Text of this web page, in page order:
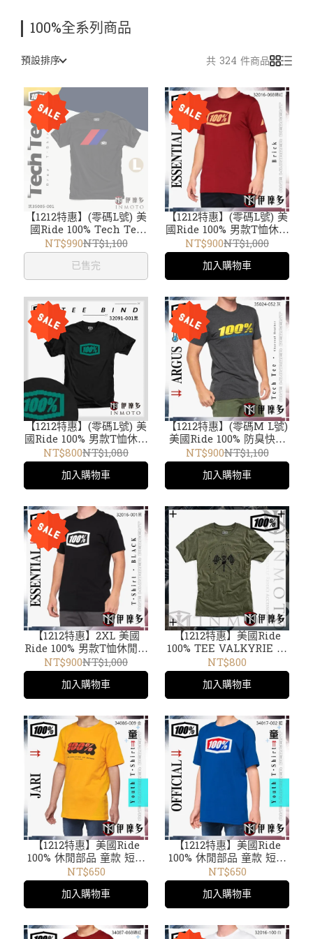
100%全系列商品
預設排序 共 324 件商品
【1212特惠】(零碼L號) 美
國Ride 100% Tech Tee
Bray 涼爽機能短袖 T恤
T-Shirt 35005-001黑
NT$990NT$1,100
已售完
【1212特惠】(零碼L號) 美
國Ride 100% 男款T恤休閒
上衣 ESSENTIAL T-
Shirt 32016-068磚紅 短
袖TEE
NT$900NT$1,000
加入購物車
【1212特惠】(零碼L號) 美
國Ride 100% 男款T恤休閒
上衣 TEE BIND 32091-
001黑
NT$800NT$1,080
加入購物車
【1212特惠】(零碼M L號)
美國Ride 100% 防臭快乾
機能布ARGUS Tech Tee
T-Shirt T恤男款35024-
052灰
NT$900NT$1,100
加入購物車
【1212特惠】2XL 美國
Ride 100% 男款T恤休閒上
衣 ESSENTIAL T-Shirt
32016-001黑 短袖 TEE
NT$900NT$1,000
加入購物車
【1212特惠】美國Ride
100% TEE VALKYRIE 綠
男款經典短袖 T恤 T-
Shirt 32086-005
NT$800
加入購物車
【1212特惠】美國Ride
100% 休閒部品 童款 短袖
T恤 Youth Jari T-Shirt
34086-009 黃 /34016-001
34087 磚紅 /34019 黑
NT$650
加入購物車
【1212特惠】美國Ride
100% 休閒部品 童款 短袖
T恤 Youth Official T-
Shirt 34017-002藍 /001
黑 /34016 黑 /34086 黃
/34087 磚紅 /34019 黑
NT$650
加入購物車